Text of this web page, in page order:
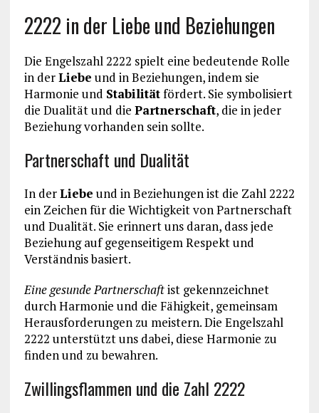
2222 in der Liebe und Beziehungen
Die Engelszahl 2222 spielt eine bedeutende Rolle
in derLiebe und in Beziehungen, indem sie
Harmonie und Stabilitätfördert. Sie symbolisiert
die Dualität und die Partnerschaft, die in jeder
Beziehung vorhanden sein sollte.
Partnerschaft und Dualität
In derLiebe und in Beziehungen ist die Zahl 2222
ein Zeichen für die Wichtigkeit von Partnerschaft
und Dualität. Sie erinnert uns daran, dass jede
Beziehung auf gegenseitigem Respekt und
Verständnis basiert.
Eine gesunde Partnerschaftist gekennzeichnet
durch Harmonie und die Fähigkeit, gemeinsam
Herausforderungen zu meistern. Die Engelszahl
2222 unterstützt uns dabei, diese Harmonie zu
finden und zu bewahren.
Zwillingsflammen und die Zahl 2222